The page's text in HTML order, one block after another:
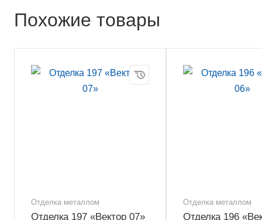
Похожие товары
Отделка металлом
Отделка 197 «Вектор 07»
Отделка металлом
Отделка 196